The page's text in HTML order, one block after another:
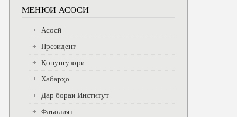
МЕНЮИ АСОСӢ
Асосӣ
Президент
Қонунгузорӣ
Хабарҳо
Дар бораи Институт
Фаъолият